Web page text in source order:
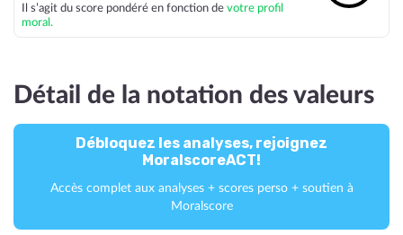
Il s’agit du score pondéré en fonction de votre profil
moral.
Détail de la notation des valeurs
Débloquez les analyses, rejoignez
MoralscoreACT!
Accès complet aux analyses + scores perso + soutien à
Moralscore